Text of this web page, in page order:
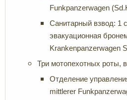
Funkpanzerwagen
Санитарный взвод: 1
эвакуационная
Krankenpanzerwagen
Три мотопехотных роты,
Отделение
mittlerer